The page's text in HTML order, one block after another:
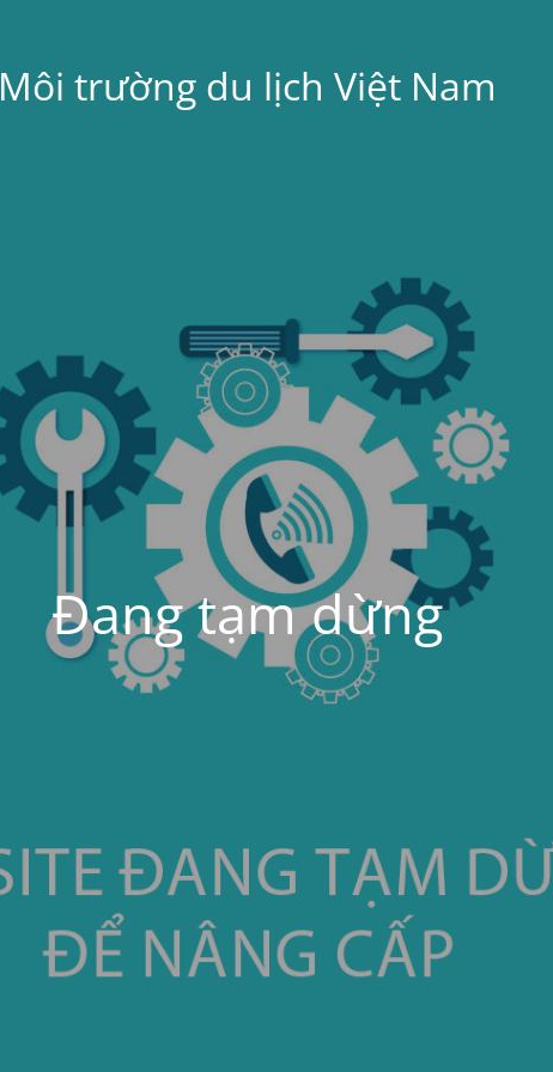
Môi trường du lịch Việt Nam
Đang tạm dừng